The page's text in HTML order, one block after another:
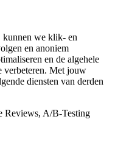
kunnen we klik- en
en anoniem
en de algehele
verbeteren. Met jouw
diensten van derden
Reviews, A/B-Testing